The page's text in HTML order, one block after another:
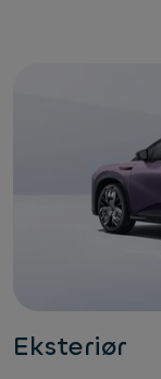
Eksteriør